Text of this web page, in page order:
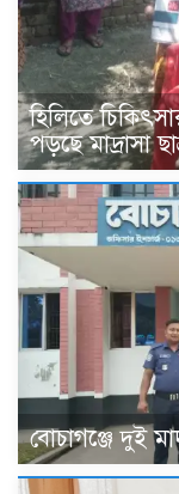
হিলিতে
পড়ছে মাদ্রাসা
বোচাগঞ্জে দুই